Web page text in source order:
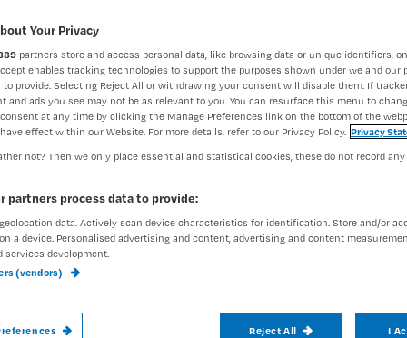
Auteur:Dorien te Voortwis8 juni
Vandaag verschijnt het juninummer van
maand over de verschillen tussen delier,
V&V.
Your Privacy
partners store and access personal data, like browsing data or unique identifiers,
enables tracking technologies to support the purposes shown under we and our
to provide. Selecting Reject All or withdrawing your consent will disable them. If
and ads you see may not be as relevant to you. You can resurface this menu to
at any time by clicking the Manage Preferences link on the bottom of the
effect within our Website. For more details, refer to our Privacy Policy. Privacy
not? Then we only place essential and statistical cookies, these do not record
partners process data to provide:
data. Actively scan device characteristics for identification. Store and/or
a device. Personalised advertising and content, advertising and content
services development.
(vendors)
Reject All I